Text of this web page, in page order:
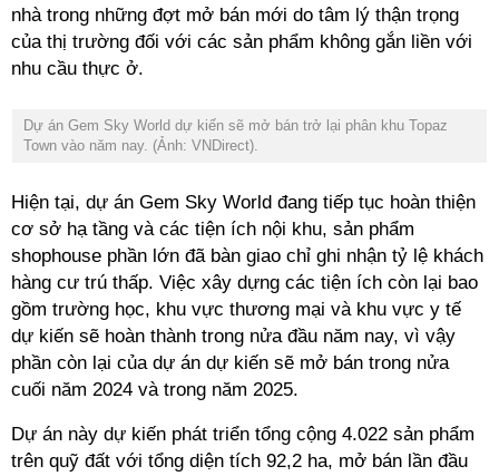
nhà trong những đợt mở bán mới do tâm lý thận trọng
của thị trường đối với các sản phẩm không gắn liền với
nhu cầu thực ở.
Dự án Gem Sky World dự kiến sẽ mở bán trở lại phân khu Topaz
Town vào năm nay. (Ảnh: VNDirect).
Hiện tại, dự án Gem Sky World đang tiếp tục hoàn thiện
cơ sở hạ tầng và các tiện ích nội khu, sản phẩm
shophouse phần lớn đã bàn giao chỉ ghi nhận tỷ lệ khách
hàng cư trú thấp. Việc xây dựng các tiện ích còn lại bao
gồm trường học, khu vực thương mại và khu vực y tế
dự kiến sẽ hoàn thành trong nửa đầu năm nay, vì vậy
phần còn lại của dự án dự kiến sẽ mở bán trong nửa
cuối năm 2024 và trong năm 2025.
Dự án này dự kiến phát triển tổng cộng 4.022 sản phẩm
trên quỹ đất với tổng diện tích 92,2 ha, mở bán lần đầu